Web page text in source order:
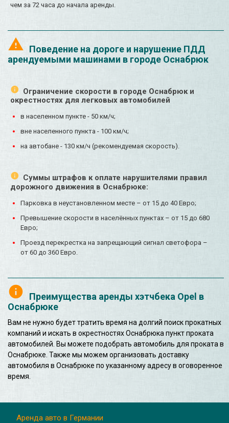
чем за 72 часа до начала аренды.
Поведение на дороге и нарушение ПДД
арендуемыми машинами в городе Оснабрюк
Ограничение скорости в городе Оснабрюк и
окрестностях для легковых автомобилей
в населенном пункте - 50 км/ч;
вне населенного пункта - 100 км/ч;
на автобане - 130 км/ч (рекомендуемая скорость).
Суммы штрафов к оплате нарушителями правил
дорожного движения в Оснабрюке:
Парковка в неустановленном месте – от 15 до 40 Евро;
Превышение скорости в населённых пунктах – от 15 до 680
Евро;
Проезд перекрестка на запрещающий сигнал светофора –
от 60 до 360 Евро.
Преимущества аренды хэтчбека Opel в
Оснабрюке
Вам не нужно будет тратить время на долгий поиск прокатных
компаний и искать в окрестностях Оснабрюка пункт проката
автомобилей. Вы можете подобрать автомобиль для проката в
Оснабрюке. Также мы можем организовать доставку
автомобиля в Оснабрюке по указанному адресу в оговоренное
время.
Аренда авто в Германии